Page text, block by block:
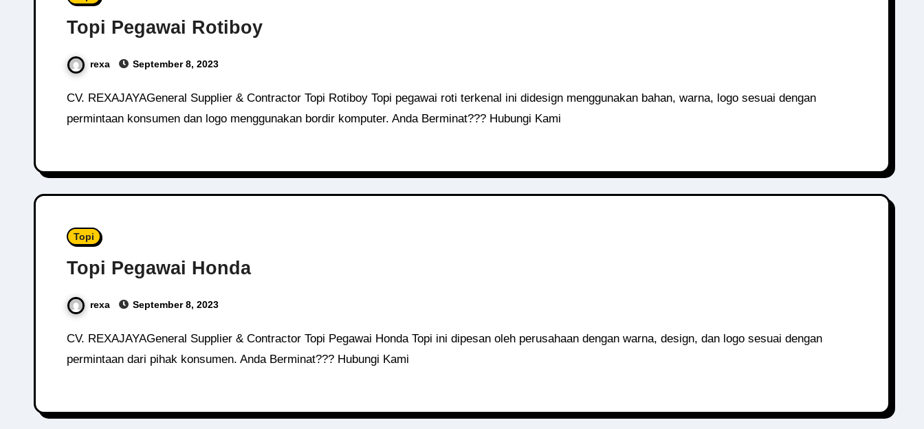
Topi Pegawai Rotiboy
rexa September 8, 2023
CV. REXAJAYAGeneral Supplier & Contractor Topi Rotiboy Topi pegawai roti terkenal ini didesign menggunakan bahan, warna, logo sesuai dengan
permintaan konsumen dan logo menggunakan bordir komputer. Anda Berminat??? Hubungi Kami
Topi
Topi Pegawai Honda
rexa September 8, 2023
CV. REXAJAYAGeneral Supplier & Contractor Topi Pegawai Honda Topi ini dipesan oleh perusahaan dengan warna, design, dan logo sesuai dengan
permintaan dari pihak konsumen. Anda Berminat??? Hubungi Kami